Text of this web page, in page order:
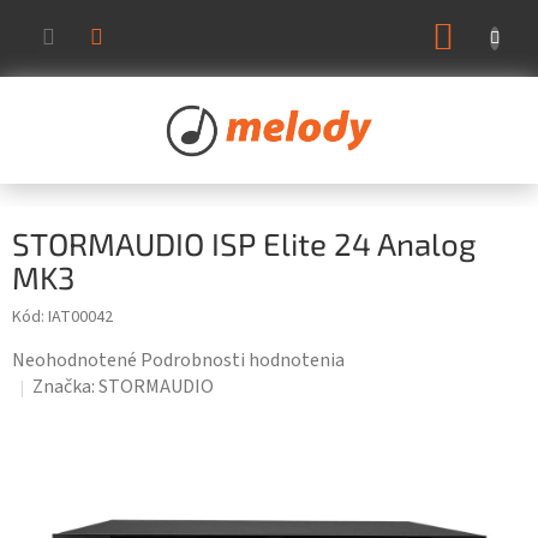
obsah
STORMAUDIO ISP Elite 24 Analog
MK3
Kód: IAT00042
Priemerné
hodnotenie
Neohodnotené Podrobnosti hodnotenia
Značka:STORMAUDIO